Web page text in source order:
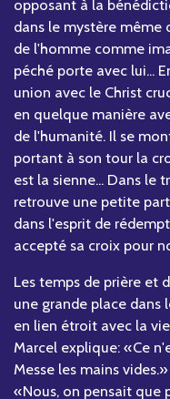
opposant à la
dans le mystère
de l'homme comme
péché porte avec lui...
union avec le Christ
en quelque manière
de l'humanité. Il se
portant à son tour la
est la sienne... Dans le
retrouve une petite
dans l'esprit de
accepté sa croix pour
Les temps de prière et
une grande place
en lien étroit avec la
Marcel explique: «Ce
Messe les mains
«Nous, on pensait que